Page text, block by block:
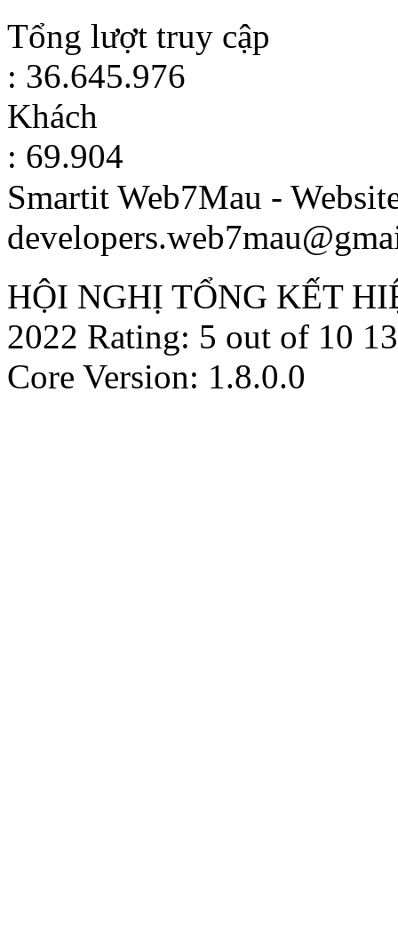
Tổng lượt truy cập
: 36.645.976
Khách
: 69.904
Smartit Web7Mau -
HỘI NGHỊ TỔNG KẾT
2022 Rating: 5 out of 10
Core Version: 1.8.0.0